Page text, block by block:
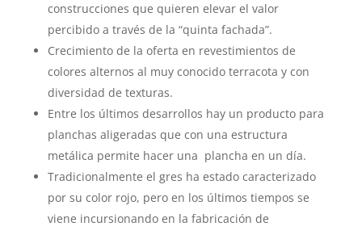
construcciones que quieren elevar el valor
percibido a través de la “quinta fachada”.
Crecimiento de la oferta en revestimientos de
colores alternos al muy conocido terracota y con
diversidad de texturas.
Entre los últimos desarrollos hay un producto para
planchas aligeradas que con una estructura
metálica permite hacer una plancha en un día.
Tradicionalmente el gres ha estado caracterizado
por su color rojo, pero en los últimos tiempos se
viene incursionando en la fabricación de